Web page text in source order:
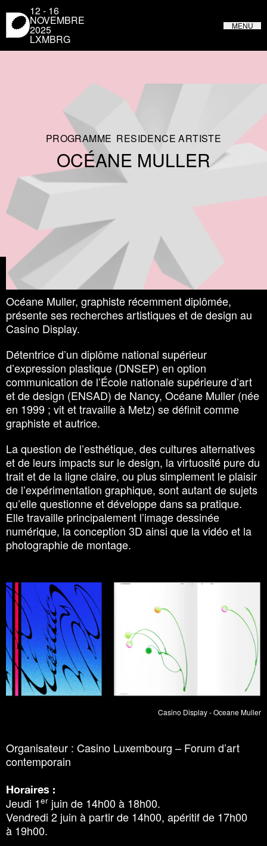
12 - 16
NOVEMBRE
2025
LXMBRG
LUXEMBOURG DESIGN FESTIVAL
DU 31 MAI AU 4 JUIN 2023 AU LUXEMBOURG
MENU
PROGRAMME RESIDENCE ARTISTE
OCÉANE MULLER
Lieu : Casino Display, 1 rue de la Loge, Luxembourg
Océane Muller, graphiste récemment diplômée,
présente ses recherches artistiques et de design au
Casino Display.
Détentrice d’un diplôme national supérieur
d’expression plastique (DNSEP) en option
communication de l’École nationale supérieure d’art
et de design (ENSAD) de Nancy, Océane Muller (née
en 1999 ; vit et travaille à Metz) se définit comme
graphiste et autrice.
La question de l’esthétique, des cultures alternatives
et de leurs impacts sur le design, la virtuosité pure du
trait et de la ligne claire, ou plus simplement le plaisir
de l’expérimentation graphique, sont autant de sujets
qu’elle questionne et développe dans sa pratique.
Elle travaille principalement l’image dessinée
numérique, la conception 3D ainsi que la vidéo et la
photographie de montage.
Casino Display - Oceane Muller
Organisateur : Casino Luxembourg – Forum d’art
contemporain
Horaires :
Jeudi 1er juin de 14h00 à 18h00.
Vendredi 2 juin à partir de 14h00, apéritif de 17h00
à 19h00.
Panneau de gestion des cookies